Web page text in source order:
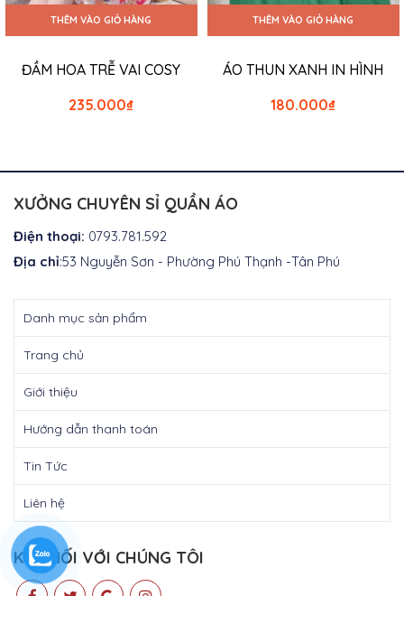
THÊM VÀO GIỎ HÀNG
ĐẦM HOA TRỄ VAI COSY
₫
235.000
THÊM VÀO GIỎ HÀNG
ÁO THUN XANH IN HÌNH
₫
180.000
XƯỞNG CHUYÊN SỈ QUẦN ÁO
Điện thoại: 0793.781.592
Địa chỉ:53 Nguyễn Sơn - Phường Phú Thạnh -Tân Phú
Danh mục sản phẩm
Trang chủ
Giới thiệu
Hướng dẫn thanh toán
Tin Tức
Liên hệ
KẾT NỐI VỚI CHÚNG TÔI